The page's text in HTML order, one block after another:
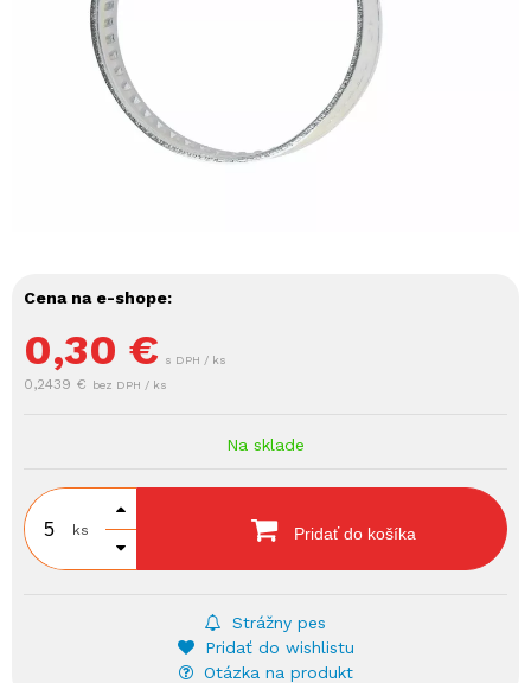
Cena na e-shope:
0,30 € s DPH / ks
0,2439 € bez DPH / ks
Na sklade
ks Pridať do košíka
Strážny pes
Pridať do wishlistu
Otázka na produkt